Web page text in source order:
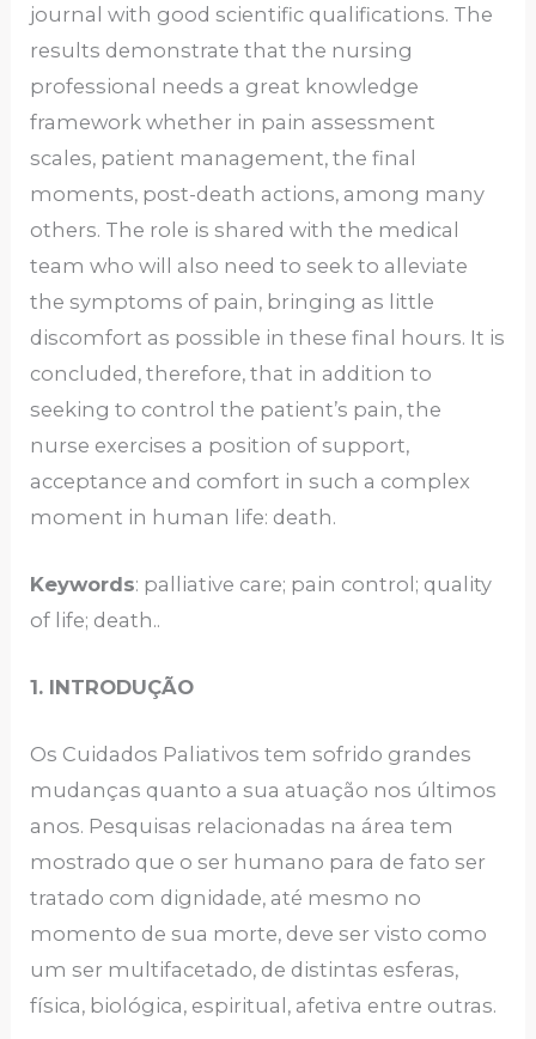
journal with good scientific qualifications. The
results demonstrate that the nursing
professional needs a great knowledge
framework whether in pain assessment
scales, patient management, the final
moments, post-death actions, among many
others. The role is shared with the medical
team who will also need to seek to alleviate
the symptoms of pain, bringing as little
discomfort as possible in these final hours. It is
concluded, therefore, that in addition to
seeking to control the patient’s pain, the
nurse exercises a position of support,
acceptance and comfort in such a complex
moment in human life: death.
Keywords: palliative care; pain control; quality
of life; death..
1. INTRODUÇÃO
Os Cuidados Paliativos tem sofrido grandes
mudanças quanto a sua atuação nos últimos
anos. Pesquisas relacionadas na área tem
mostrado que o ser humano para de fato ser
tratado com dignidade, até mesmo no
momento de sua morte, deve ser visto como
um ser multifacetado, de distintas esferas,
física, biológica, espiritual, afetiva entre outras.